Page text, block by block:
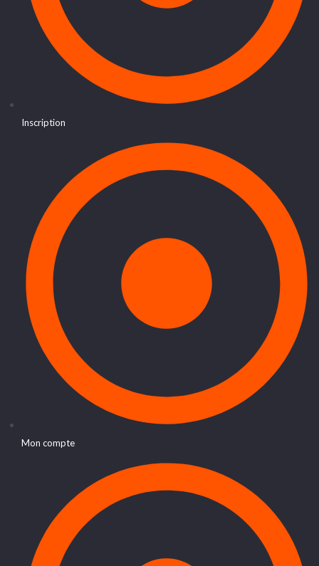
Inscription
Mon compte